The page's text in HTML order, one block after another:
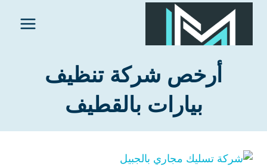
أرخص شركة تنظيف
بيارات بالقطيف